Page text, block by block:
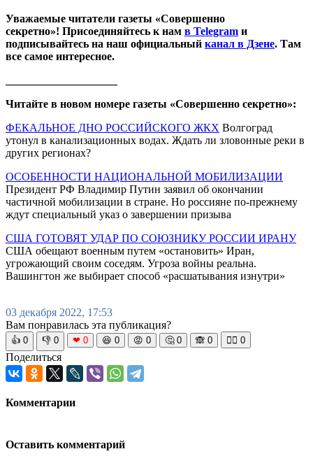
Уважаемые читатели газеты «Совершенно
секретно»! Присоединяйтесь к нам в Telegram и
подписывайтесь на наш официальный канал в Дзене. Там
все самое интересное.
Читайте в новом номере газеты «Совершенно секретно»:
ФЕКАЛЬНОЕ ДНО РОССИЙСКОГО ЖКХ Волгоград
утонул в канализационных водах. Ждать ли зловонные реки в
других регионах?
ОСОБЕННОСТИ НАЦИОНАЛЬНОЙ МОБИЛИЗАЦИИ
Президент РФ Владимир Путин заявил об окончании
частичной мобилизации в стране. Но россияне по-прежнему
ждут специальный указ о завершении призыва
США ГОТОВЯТ УДАР ПО СОЮЗНИКУ РОССИИ ИРАНУ
США обещают военным путем «остановить» Иран,
угрожающий своим соседям. Угроза войны реальна.
Вашингтон же выбирает способ «расшатывания изнутри»
03 декабря 2022, 17:53
Вам понравилась эта публикация?
👍 0 👎 0 ❤ 0 😆 0 😡 0 🤔 0 🙈 0 🧘‍♀️ 0
Поделиться
Комментарии
Оставить комментарий